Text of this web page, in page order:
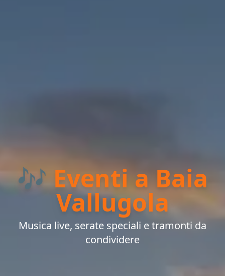
🎶 Eventi a Baia
Vallugola
Musica live, serate speciali e tramonti da
condividere